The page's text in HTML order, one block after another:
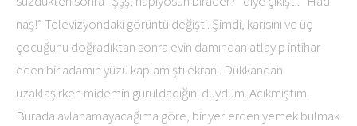
naş!” Televizyondaki görüntü değişti. Şimdi, karısını ve üç
çocuğunu doğradıktan sonra evin damından atlayıp intihar
eden bir adamın yüzü kaplamıştı ekranı. Dükkandan
uzaklaşırken midemin guruldadığını duydum. Acıkmıştım.
Burada avlanamayacağıma göre, bir yerlerden yemek bulmak